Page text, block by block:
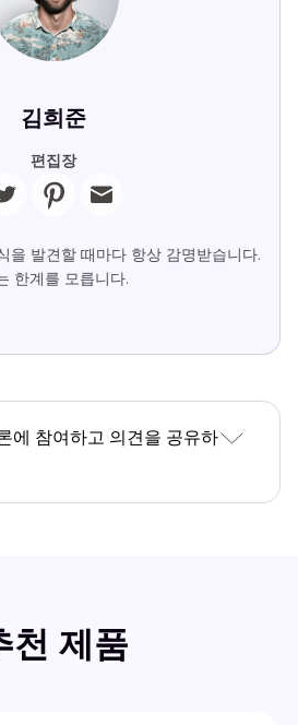
김희준
편집장
을 발견할 때마다 항상 감명받습니다.
한계를 모릅니다.
에 참여하고 의견을 공유하
천 제품